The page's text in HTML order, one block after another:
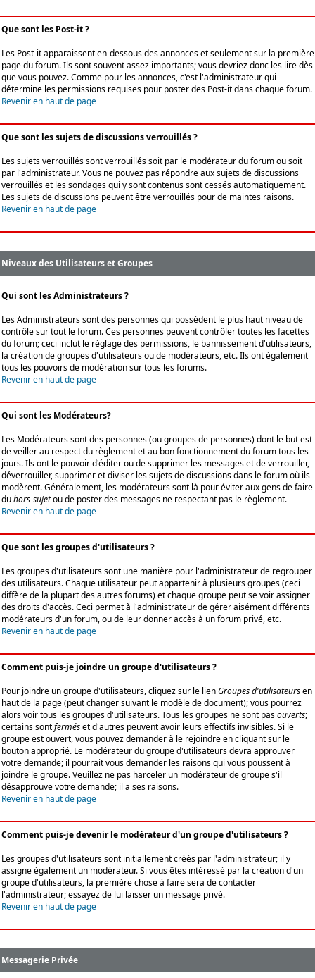
Que sont les Post-it ?
Les Post-it apparaissent en-dessous des annonces et seulement sur la première
page du forum. Ils sont souvent assez importants; vous devriez donc les lire dès
que vous pouvez. Comme pour les annonces, c'est l'administrateur qui
détermine les permissions requises pour poster des Post-it dans chaque forum.
Revenir en haut de page
Que sont les sujets de discussions verrouillés ?
Les sujets verrouillés sont verrouillés soit par le modérateur du forum ou soit
par l'administrateur. Vous ne pouvez pas répondre aux sujets de discussions
verrouillés et les sondages qui y sont contenus sont cessés automatiquement.
Les sujets de discussions peuvent être verrouillés pour de maintes raisons.
Revenir en haut de page
Niveaux des Utilisateurs et Groupes
Qui sont les Administrateurs ?
Les Administrateurs sont des personnes qui possèdent le plus haut niveau de
contrôle sur tout le forum. Ces personnes peuvent contrôler toutes les facettes
du forum; ceci inclut le réglage des permissions, le bannissement d'utilisateurs,
la création de groupes d'utilisateurs ou de modérateurs, etc. Ils ont également
tous les pouvoirs de modération sur tous les forums.
Revenir en haut de page
Qui sont les Modérateurs?
Les Modérateurs sont des personnes (ou groupes de personnes) dont le but est
de veiller au respect du règlement et au bon fonctionnement du forum tous les
jours. Ils ont le pouvoir d'éditer ou de supprimer les messages et de verrouiller,
déverrouiller, supprimer et diviser les sujets de discussions dans le forum où ils
modèrent. Généralement, les modérateurs sont là pour éviter aux gens de faire
duhors-sujetou de poster des messages ne respectant pas le règlement.
Revenir en haut de page
Que sont les groupes d'utilisateurs ?
Les groupes d'utilisateurs sont une manière pour l'administrateur de regrouper
des utilisateurs. Chaque utilisateur peut appartenir à plusieurs groupes (ceci
diffère de la plupart des autres forums) et chaque groupe peut se voir assigner
des droits d'accès. Ceci permet à l'administrateur de gérer aisément différents
modérateurs d'un forum, ou de leur donner accès à un forum privé, etc.
Revenir en haut de page
Comment puis-je joindre un groupe d'utilisateurs ?
Pour joindre un groupe d'utilisateurs, cliquez sur le lienGroupes d'utilisateursen
haut de la page (peut changer suivant le modèle de document); vous pourrez
alors voir tous les groupes d'utilisateurs. Tous les groupes ne sont pasouverts;
certains sontferméset d'autres peuvent avoir leurs effectifs invisibles. Si le
groupe est ouvert, vous pouvez demander à le rejoindre en cliquant sur le
bouton approprié. Le modérateur du groupe d'utilisateurs devra approuver
votre demande; il pourrait vous demander les raisons qui vous poussent à
joindre le groupe. Veuillez ne pas harceler un modérateur de groupe s'il
désapprouve votre demande; il a ses raisons.
Revenir en haut de page
Comment puis-je devenir le modérateur d'un groupe d'utilisateurs ?
Les groupes d'utilisateurs sont initiallement créés par l'administrateur; il y
assigne également un modérateur. Si vous êtes intéressé par la création d'un
groupe d'utilisateurs, la première chose à faire sera de contacter
l'administrateur; essayez de lui laisser un message privé.
Revenir en haut de page
Messagerie Privée